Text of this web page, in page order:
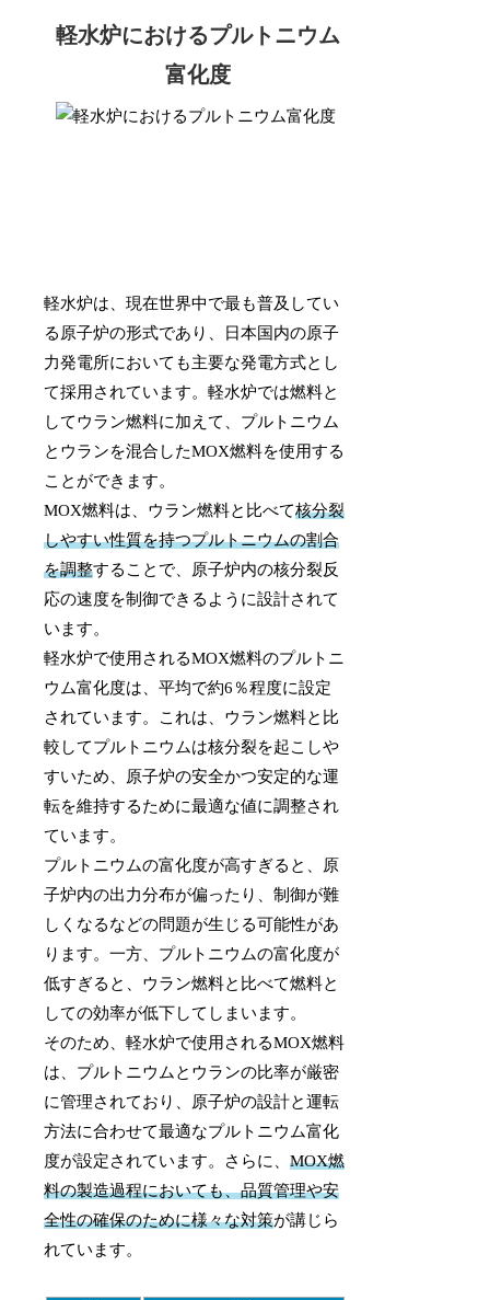
軽水炉におけるプルトニウム
富化度
軽水炉は、現在世界中で最も普及してい
る原子炉の形式であり、日本国内の原子
力発電所においても主要な発電方式とし
て採用されています。軽水炉では燃料と
してウラン燃料に加えて、プルトニウム
とウランを混合したMOX燃料を使用する
ことができます。
MOX燃料は、ウラン燃料と比べて核分裂
しやすい性質を持つプルトニウムの割合
を調整することで、原子炉内の核分裂反
応の速度を制御できるように設計されて
います。
軽水炉で使用されるMOX燃料のプルトニ
ウム富化度は、平均で約6％程度に設定
されています。これは、ウラン燃料と比
較してプルトニウムは核分裂を起こしや
すいため、原子炉の安全かつ安定的な運
転を維持するために最適な値に調整され
ています。
プルトニウムの富化度が高すぎると、原
子炉内の出力分布が偏ったり、制御が難
しくなるなどの問題が生じる可能性があ
ります。一方、プルトニウムの富化度が
低すぎると、ウラン燃料と比べて燃料と
しての効率が低下してしまいます。
そのため、軽水炉で使用されるMOX燃料
は、プルトニウムとウランの比率が厳密
に管理されており、原子炉の設計と運転
方法に合わせて最適なプルトニウム富化
度が設定されています。さらに、MOX燃
料の製造過程においても、品質管理や安
全性の確保のために様々な対策が講じら
れています。